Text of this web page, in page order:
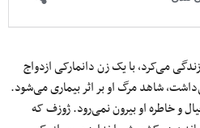
می‌کرد، با یک زن دانمارکی ازدواج
شاهد مرگ او بر اثر بیماری می‌شود.
و خاطره او بیرون نمی‌رود. ژوزف که